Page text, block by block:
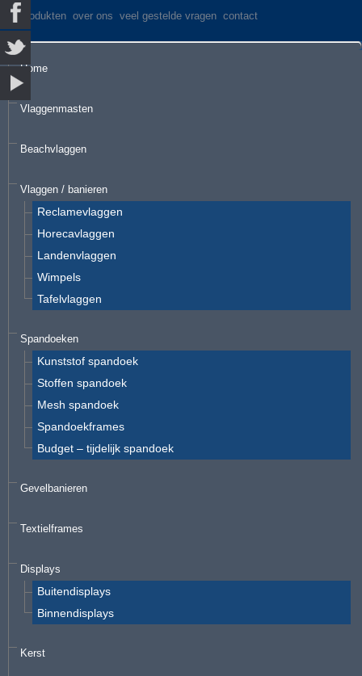
produkten over ons veel gestelde vragen contact
Home
Vlaggenmasten
Beachvlaggen
Vlaggen / banieren
Reclamevlaggen
Horecavlaggen
Landenvlaggen
Wimpels
Tafelvlaggen
Spandoeken
Kunststof spandoek
Stoffen spandoek
Mesh spandoek
Spandoekframes
Budget – tijdelijk spandoek
Gevelbanieren
Textielframes
Displays
Buitendisplays
Binnendisplays
Kerst